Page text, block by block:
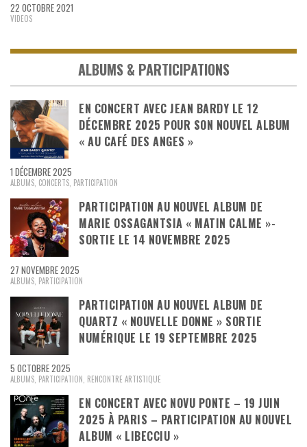
22 OCTOBRE 2021
VIDEOS
ALBUMS & PARTICIPATIONS
EN CONCERT AVEC JEAN BARDY LE 12
DÉCEMBRE 2025 POUR SON NOUVEL ALBUM
« AU CAFÉ DES ANGES »
1 DÉCEMBRE 2025
ALBUMS, CONCERTS, PARTICIPATION
PARTICIPATION AU NOUVEL ALBUM DE
MARIE OSSAGANTSIA « MATIN CALME »-
SORTIE LE 14 NOVEMBRE 2025
27 NOVEMBRE 2025
ALBUMS, PARTICIPATION
PARTICIPATION AU NOUVEL ALBUM DE
QUARTZ « NOUVELLE DONNE » SORTIE
NUMÉRIQUE LE 19 SEPTEMBRE 2025
5 OCTOBRE 2025
ALBUMS, PARTICIPATION, RENCONTRE ARTISTIQUE
EN CONCERT AVEC NOVU PONTE – 19 JUIN
2025 À PARIS – PARTICIPATION AU NOUVEL
ALBUM « LIBECCIU »